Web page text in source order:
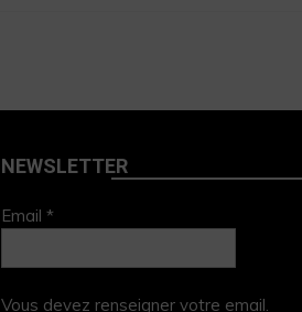
NEWSLETTER
Email *
Vous devez renseigner votre email.